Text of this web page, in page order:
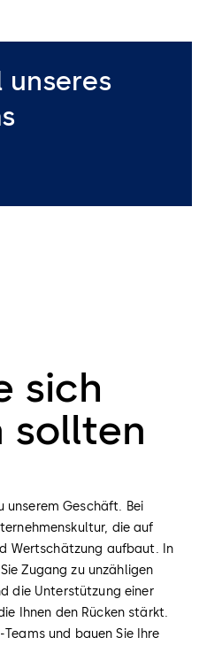
unseres
sich
sollten
unserem Geschäft. Bei
die auf
Wertschätzung aufbaut. In
Zugang zu unzähligen
die Unterstützung einer
Ihnen den Rücken stärkt.
und bauen Sie Ihre